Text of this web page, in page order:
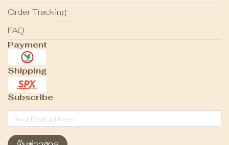
Order Tracking
FAQ
Payment
Shipping
Subscribe